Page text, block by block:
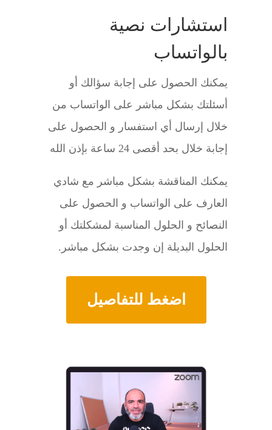
استشارات نصية
بالواتساب
يمكنك الحصول على إجابة سؤالك أو
أسئلتك بشكل مباشر على الواتساب من
خلال إرسال أي استفسار و الحصول على
إجابة خلال بحد أقصى 24 ساعة بإذن الله
يمكنك المناقشة بشكل مباشر مع شادي
العارف على الواتساب و الحصول على
النصائح و الحلول المناسبة لمشكلتك أو
الحلول البديلة إن وجدت بشكل مباشر.
اضغط للتفاصيل